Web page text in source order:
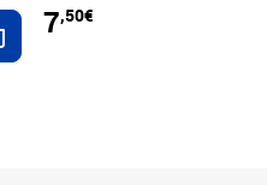
Ajouter au panier
7,50€